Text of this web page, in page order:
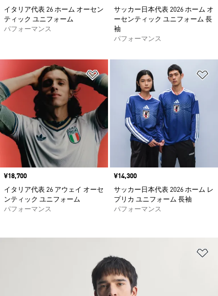
イタリア代表 26 ホーム オーセン
ティック ユニフォーム
パフォーマンス
サッカー日本代表 2026 ホーム オ
ーセンティック ユニフォーム 長
袖
パフォーマンス
ほしいものリストに追加
価格
¥18,700
イタリア代表 26 アウェイ オーセ
ンティック ユニフォーム
パフォーマンス
価格
¥14,300
サッカー日本代表 2026 ホーム レ
プリカ ユニフォーム 長袖
パフォーマンス